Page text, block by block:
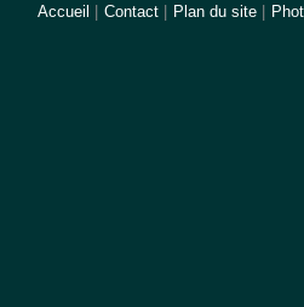
Accueil Contact Plan du site